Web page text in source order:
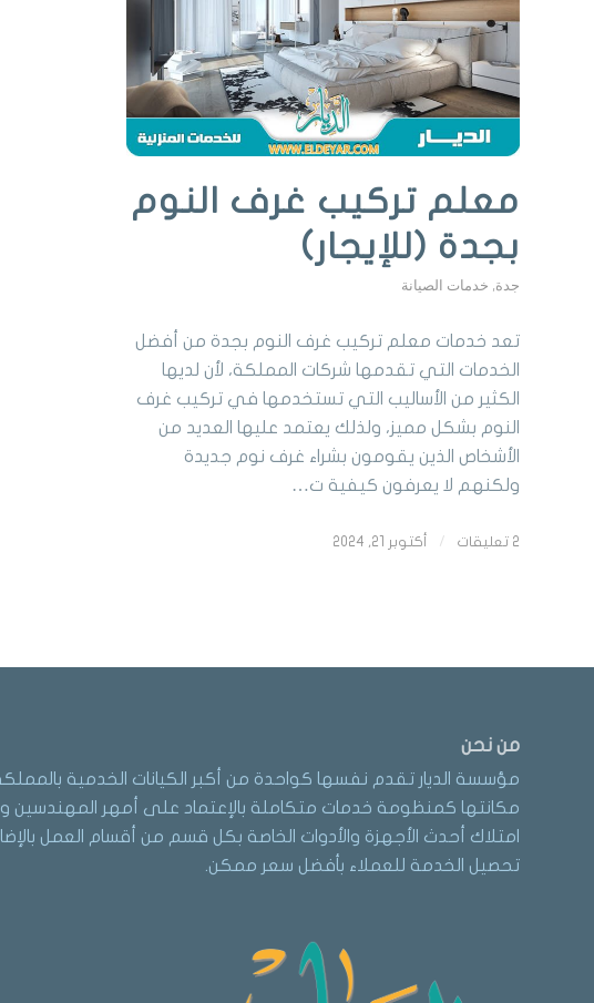
معلم تركيب غرف النوم
بجدة (للإيجار)
جدة, خدمات الصيانة
تعد خدمات معلم تركيب غرف النوم بجدة من أفضل
الخدمات التي تقدمها شركات المملكة، لأن لديها
الكثير من الأساليب التي تستخدمها في تركيب غرف
النوم بشكل مميز، ولذلك يعتمد عليها العديد من
الأشخاص الذين يقومون بشراء غرف نوم جديدة
ولكنهم لا يعرفون كيفية ت…
2 تعليقات / أكتوبر 21, 2024
من نحن
مؤسسة الديار تقدم نفسها كواحدة من أكبر الكيانات الخدمية
مكانتها كمنظومة خدمات متكاملة بالإعتماد على أمهر المهندسين
امتلاك أحدث الأجهزة والأدوات الخاصة بكل قسم من أقسام العمل
تحصيل الخدمة للعملاء بأفضل سعر ممكن.